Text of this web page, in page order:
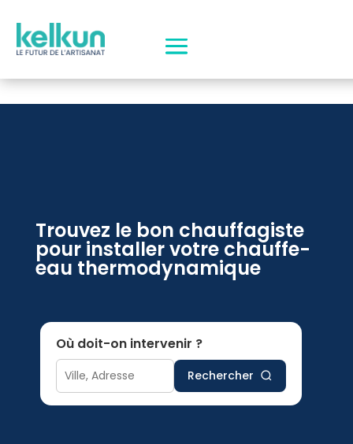
Trouvez le bon chauffagiste
pour installer votre chauffe-
eau thermodynamique
Où doit-on intervenir ?
Rechercher